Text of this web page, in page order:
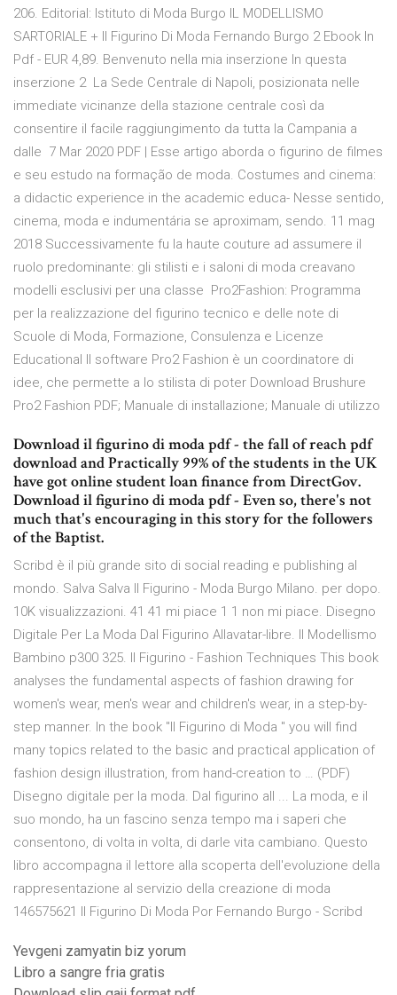
206. Editorial: Istituto di Moda Burgo IL MODELLISMO
SARTORIALE + Il Figurino Di Moda Fernando Burgo 2 Ebook In
Pdf - EUR 4,89. Benvenuto nella mia inserzione In questa
inserzione 2 La Sede Centrale di Napoli, posizionata nelle
immediate vicinanze della stazione centrale così da
consentire il facile raggiungimento da tutta la Campania a
dalle 7 Mar 2020 PDF | Esse artigo aborda o figurino de filmes
e seu estudo na formação de moda. Costumes and cinema:
a didactic experience in the academic educa- Nesse sentido,
cinema, moda e indumentária se aproximam, sendo. 11 mag
2018 Successivamente fu la haute couture ad assumere il
ruolo predominante: gli stilisti e i saloni di moda creavano
modelli esclusivi per una classe Pro2Fashion: Programma
per la realizzazione del figurino tecnico e delle note di
Scuole di Moda, Formazione, Consulenza e Licenze
Educational Il software Pro2 Fashion è un coordinatore di
idee, che permette a lo stilista di poter Download Brushure
Pro2 Fashion PDF; Manuale di installazione; Manuale di utilizzo
Download il figurino di moda pdf - the fall of reach pdf
download and Practically 99% of the students in the UK
have got online student loan finance from DirectGov.
Download il figurino di moda pdf - Even so, there's not
much that's encouraging in this story for the followers
of the Baptist.
Scribd è il più grande sito di social reading e publishing al
mondo. Salva Salva Il Figurino - Moda Burgo Milano. per dopo.
10K visualizzazioni. 41 41 mi piace 1 1 non mi piace. Disegno
Digitale Per La Moda Dal Figurino Allavatar-libre. Il Modellismo
Bambino p300 325. Il Figurino - Fashion Techniques This book
analyses the fundamental aspects of fashion drawing for
women's wear, men's wear and children's wear, in a step-by-
step manner. In the book "Il Figurino di Moda " you will find
many topics related to the basic and practical application of
fashion design illustration, from hand-creation to … (PDF)
Disegno digitale per la moda. Dal figurino all ... La moda, e il
suo mondo, ha un fascino senza tempo ma i saperi che
consentono, di volta in volta, di darle vita cambiano. Questo
libro accompagna il lettore alla scoperta dell'evoluzione della
rappresentazione al servizio della creazione di moda
146575621 Il Figurino Di Moda Por Fernando Burgo - Scribd
Yevgeni zamyatin biz yorum
Libro a sangre fria gratis